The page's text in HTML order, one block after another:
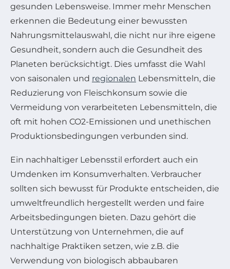
gesunden Lebensweise. Immer mehr Menschen
erkennen die Bedeutung einer bewussten
Nahrungsmittelauswahl, die nicht nur ihre eigene
Gesundheit, sondern auch die Gesundheit des
Planeten berücksichtigt. Dies umfasst die Wahl
von saisonalen und regionalen Lebensmitteln, die
Reduzierung von Fleischkonsum sowie die
Vermeidung von verarbeiteten Lebensmitteln, die
oft mit hohen CO2-Emissionen und unethischen
Produktionsbedingungen verbunden sind.
Ein nachhaltiger Lebensstil erfordert auch ein
Umdenken im Konsumverhalten. Verbraucher
sollten sich bewusst für Produkte entscheiden, die
umweltfreundlich hergestellt werden und faire
Arbeitsbedingungen bieten. Dazu gehört die
Unterstützung von Unternehmen, die auf
nachhaltige Praktiken setzen, wie z.B. die
Verwendung von biologisch abbaubaren